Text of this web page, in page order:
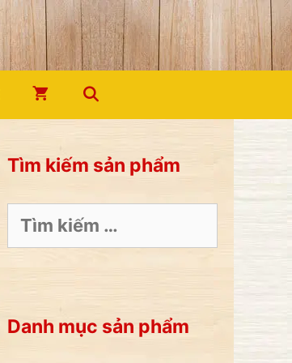
Tìm kiếm sản phẩm
kiếm
cho:
Danh mục sản phẩm